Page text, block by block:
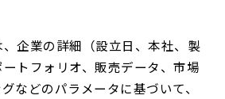
企業の詳細（設立日、本社、製
トフォリオ、販売データ、市場
などのパラメータに基づいて、